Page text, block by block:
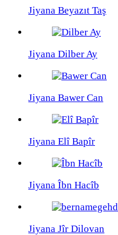
Jiyana Beyazıt Taş
Jiyana Dilber Ay
Jiyana Bawer Can
Jiyana Elî Bapîr
Jiyana Îbn Hacîb
Jiyana Jîr Dilovan